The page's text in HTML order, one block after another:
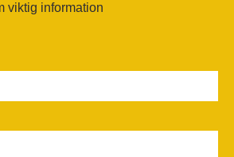
viktig information